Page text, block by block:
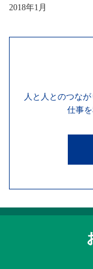
2018年1月
人と人とのつなが
仕事を